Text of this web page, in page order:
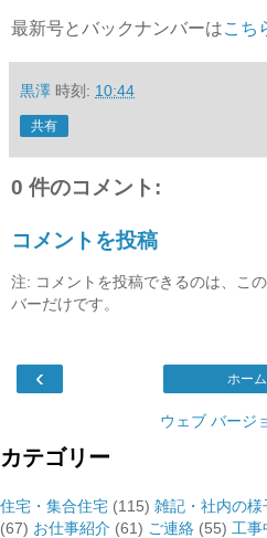
最新号とバックナンバーはこち
黒澤 時刻: 10:44
共有
0 件のコメント:
コメントを投稿
注: コメントを投稿できるのは、こ
バーだけです。
‹ ホーム
ウェブ バージ
カテゴリー
住宅・集合住宅 (115) 雑記・社内の様
(67) お仕事紹介 (61) ご連絡 (55) 工事